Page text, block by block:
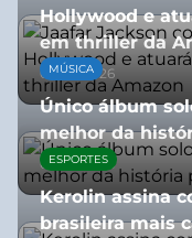
Hollywood e
em thriller da
06/08/2026
MÚSICA
Único álbum
melhor da
06/08/2026
ESPORTES
Kerolin assina
brasileira mais